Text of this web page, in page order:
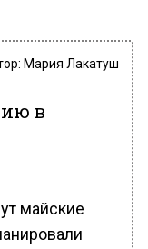
Мария Лакатуш
в
майские